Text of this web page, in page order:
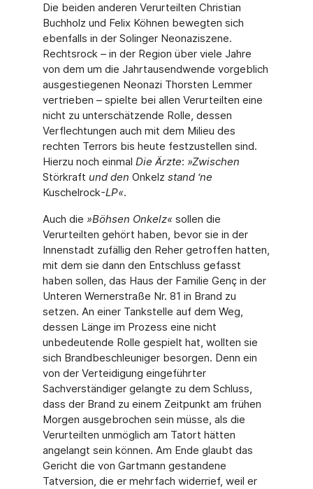
Die beiden anderen Verurteilten Christian
Buchholz und Felix Köhnen bewegten sich
eben­falls in der Solinger Neonaziszene.
Rechtsrock – in der Region über viele Jahre
von dem um die Jahrtausendwende vorgeblich
ausgestiegenen Neonazi Thorsten Lemmer
vertrieben – spielte bei allen Verurteilten eine
nicht zu unterschätzende Rolle, dessen
Verflechtungen auch mit dem Milieu des
rechten Terrors bis heute festzustellen sind.
Hierzu noch einmal Die Ärzte: »Zwischen
Störkraft und den Onkelz stand ‘ne
Kuschelrock-LP«.
Auch die »Böhsen Onkelz«sollen die
Verurteilten gehört haben, bevor sie in der
Innenstadt zufällig den Reher getroffen hatten,
mit dem sie dann den Entschluss gefasst
haben sollen, das Haus der Familie Genç in der
Unteren Wernerstraße Nr. 81 in Brand zu
setzen. An einer Tankstelle auf dem Weg,
dessen Länge im Prozess eine nicht
unbedeutende Rolle gespielt hat, wollten sie
sich Brandbeschleuniger besorgen. Denn ein
von der Verteidigung eingeführter
Sachverständiger gelangte zu dem Schluss,
dass der Brand zu einem Zeit­punkt am frühen
Morgen ausgebrochen sein müsse, als die
Verurteilten unmöglich am Tat­ort hätten
angelangt sein können. Am Ende glaubt das
Gericht die von Gartmann gestan­dene
Tatversion, die er mehrfach widerrief, weil er